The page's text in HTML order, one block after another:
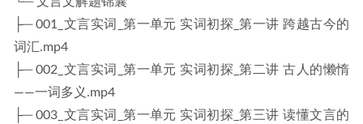
├─ 001_文言实词_第一单元 实词初探_第一讲 跨越古今的
词汇.mp4
├─ 002_文言实词_第一单元 实词初探_第二讲 古人的懒惰
——一词多义.mp4
├─ 003_文言实词_第一单元 实词初探_第三讲 读懂文言的